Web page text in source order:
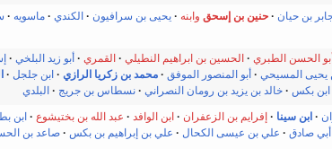
بن حيان حنين بن إسحق وابنه يحيى بن سرافيون الكندي ماسويه
الحسن الطبري الحسين بن ابراهيم النطيلي القمري أبو زيد البلخي
يحيى المسيحي أبو المنصور الموفق محمد بن زكريا الرازي ابن جلجل
ابن بكس خالد بن يزيد بن رومان النصراني نسطاس بن جريج البلدي
ابن سينا إفرايم بن الزعفران ابن الوافد عبد الله بن بختيشوع ابن
أبي صادق علي بن عيسى الكحال علي بن إبراهيم بن بكس صاعد بن